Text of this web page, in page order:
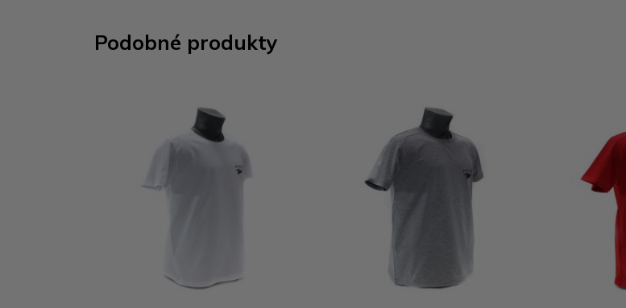
Podobné produkty